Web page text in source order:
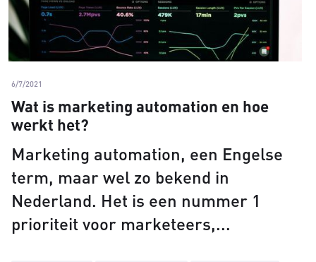
6/7/2021
Wat is marketing automation en hoe
werkt het?
Marketing automation, een Engelse
term, maar wel zo bekend in
Nederland. Het is een nummer 1
prioriteit voor marketeers,